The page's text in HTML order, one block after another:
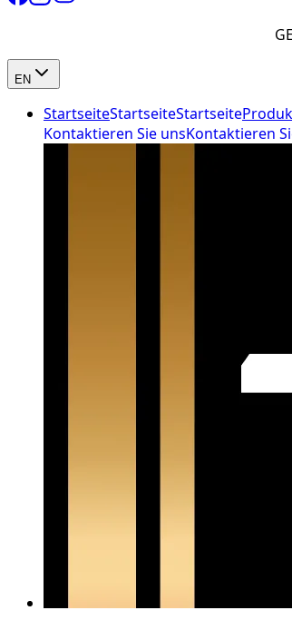
EN
StartseiteStartseiteStartseite
Kontaktieren Sie unsKontaktieren